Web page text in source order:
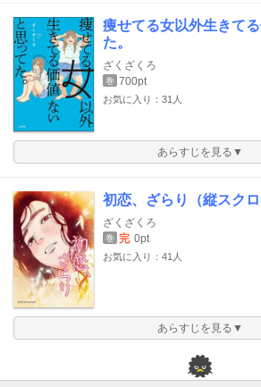
痩せてる女以外生きて
た。
ざくざくろ
巻 700pt
お気に入り：31人
あらすじを見る▼
初恋、ざらり（縦スクロ
ざくざくろ
巻 完 0pt
お気に入り：41人
あらすじを見る▼